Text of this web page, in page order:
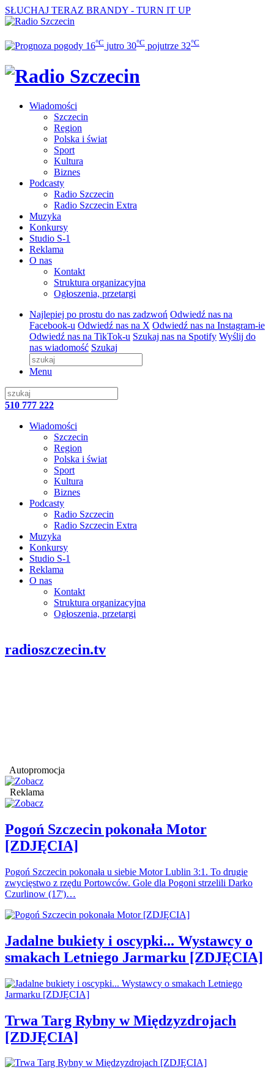
SŁUCHAJ TERAZ BRANDY - TURN IT UP
16°C jutro 30°C pojutrze 32°C
Wiadomości
Szczecin
Region
Polska i świat
Sport
Kultura
Biznes
Podcasty
Radio Szczecin
Radio Szczecin Extra
Muzyka
Konkursy
Studio S-1
Reklama
O nas
Kontakt
Struktura organizacyjna
Ogłoszenia, przetargi
Najlepiej po prostu do nas zadzwoń Odwiedź nas na
Facebook-u Odwiedź nas na X Odwiedź nas na Instagram-ie
Odwiedź nas na TikTok-u Szukaj nas na Spotify Wyślij do
nas wiadomość Szukaj
Menu
510 777 222
Wiadomości
Szczecin
Region
Polska i świat
Sport
Kultura
Biznes
Podcasty
Radio Szczecin
Radio Szczecin Extra
Muzyka
Konkursy
Studio S-1
Reklama
O nas
Kontakt
Struktura organizacyjna
Ogłoszenia, przetargi
radioszczecin.tv
Autopromocja
Reklama
Pogoń Szczecin pokonała Motor
[ZDJĘCIA]
Pogoń Szczecin pokonała u siebie Motor Lublin 3:1. To drugie
zwycięstwo z rzędu Portowców. Gole dla Pogoni strzelili Darko
Czurlinow (17')…
Jadalne bukiety i oscypki... Wystawcy o
smakach Letniego Jarmarku [ZDJĘCIA]
Trwa Targ Rybny w Międzyzdrojach
[ZDJĘCIA]